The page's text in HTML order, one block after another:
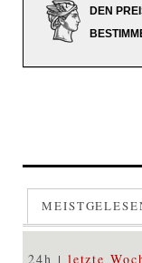
DEN
24h letzte